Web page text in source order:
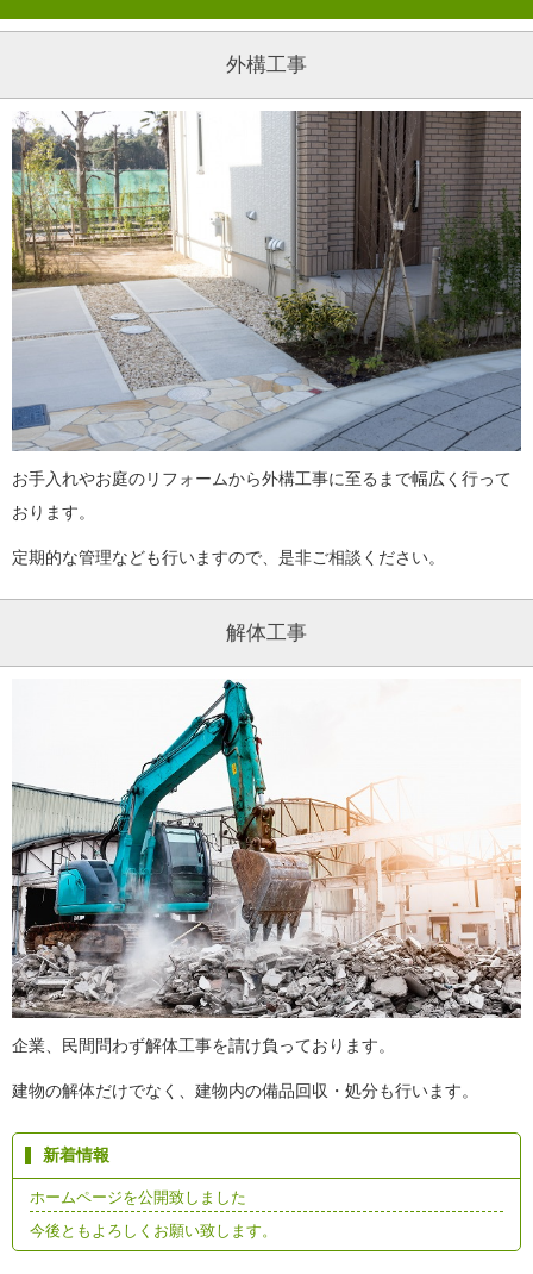
外構工事
お手入れやお庭のリフォームから外構工事に至るまで幅広く行って
おります。
定期的な管理なども行いますので、是非ご相談ください。
解体工事
企業、民間問わず解体工事を請け負っております。
建物の解体だけでなく、建物内の備品回収・処分も行います。
新着情報
ホームページを公開致しました
今後ともよろしくお願い致します。